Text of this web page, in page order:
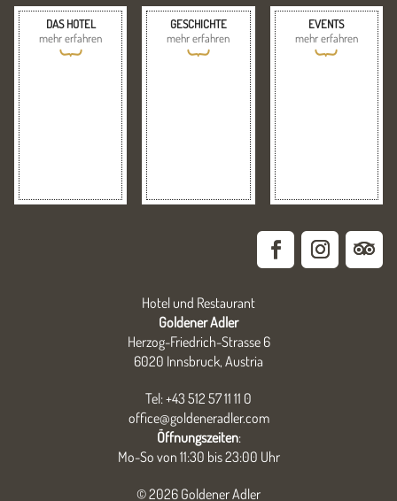
DAS HOTEL
mehr erfahren
{
GESCHICHTE
mehr erfahren
{
EVENTS
mehr erfahren
{
Hotel und Restaurant
Goldener Adler
Herzog-Friedrich-Strasse 6
6020 Innsbruck, Austria
Tel: +43 512 57 11 11 0
office@goldeneradler.com
Öffnungszeiten:
Mo-So von 11:30 bis 23:00 Uhr
© 2026 Goldener Adler